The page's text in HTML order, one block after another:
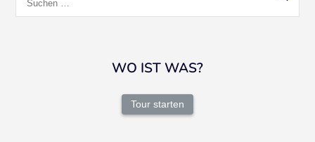
nach:
WO IST WAS?
Tour starten